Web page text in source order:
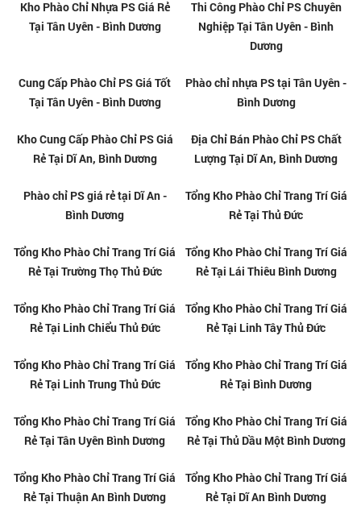
TPHCM
Thi công phào chỉ PS chuyên
Phào chỉ trang trí tại Biên Hòa -
Phào chỉ trang trí tại Dĩ An -
Bình Dương
Thi công phào chỉ PS chuyên
nghiệp tại Dĩ An